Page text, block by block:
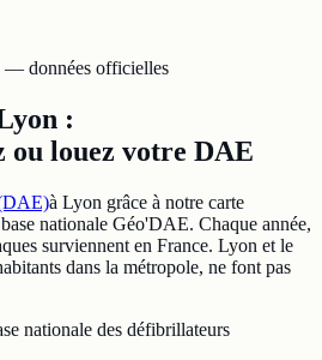
— données officielles
:
ou louez votre DAE
à Lyon grâce à notre carte
nationale Géo'DAE. Chaque année,
surviennent en France. Lyon et le
dans la métropole, ne font pas
nationale des défibrillateurs